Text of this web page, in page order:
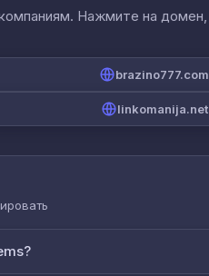
Нажмите на домен,
brazino777.com
linkomanija.net